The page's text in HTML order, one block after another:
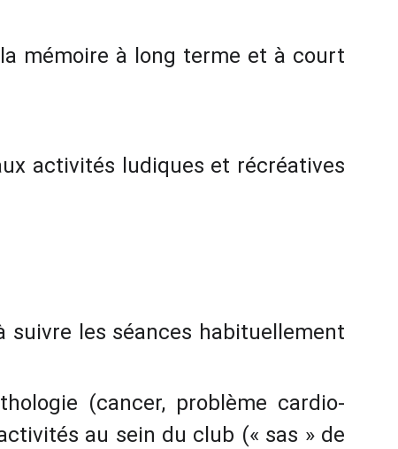
la mémoire à long terme et à court
activités ludiques et récréatives
les séances habituellement
(cancer, problème cardio-
au sein du club (« sas » de